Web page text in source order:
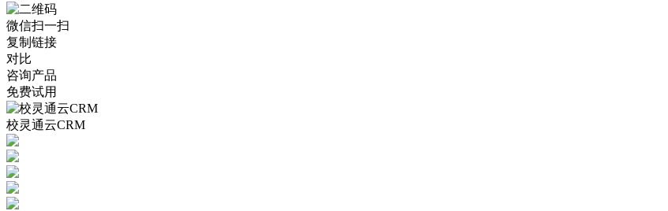
微信扫一扫
复制链接
对比
咨询产品
免费试用
校灵通云CRM